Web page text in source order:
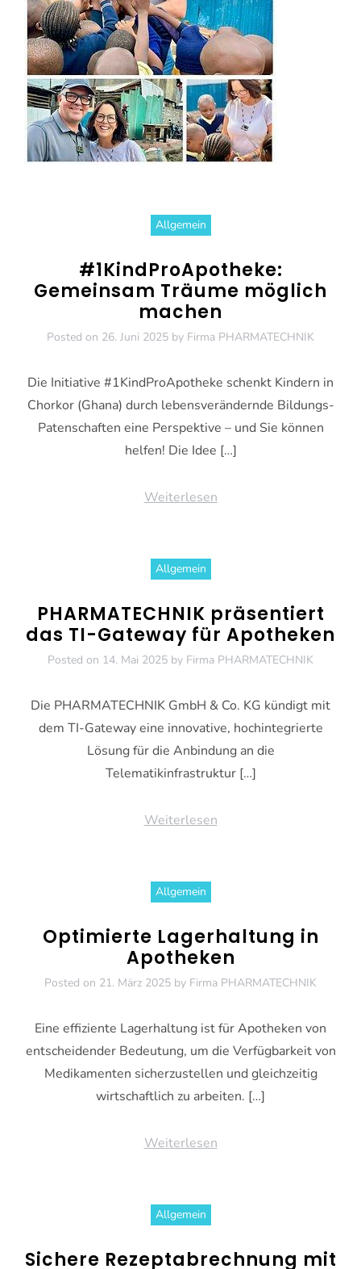
Allgemein
#1KindProApotheke:
Gemeinsam Träume möglich
machen
Posted on 26. Juni 2025 by Firma PHARMATECHNIK
Die Initiative #1KindProApotheke schenkt Kindern in
Chorkor (Ghana) durch lebensverändernde Bildungs-
Patenschaften eine Perspektive – und Sie können
helfen! Die Idee […]
Weiterlesen
Allgemein
PHARMATECHNIK präsentiert
das TI-Gateway für Apotheken
Posted on 14. Mai 2025 by Firma PHARMATECHNIK
Die PHARMATECHNIK GmbH & Co. KG kündigt mit
dem TI-Gateway eine innovative, hochintegrierte
Lösung für die Anbindung an die
Telematikinfrastruktur […]
Weiterlesen
Allgemein
Optimierte Lagerhaltung in
Apotheken
Posted on 21. März 2025 by Firma PHARMATECHNIK
Eine effiziente Lagerhaltung ist für Apotheken von
entscheidender Bedeutung, um die Verfügbarkeit von
Medikamenten sicherzustellen und gleichzeitig
wirtschaftlich zu arbeiten. […]
Weiterlesen
Allgemein
Sichere Rezeptabrechnung mit